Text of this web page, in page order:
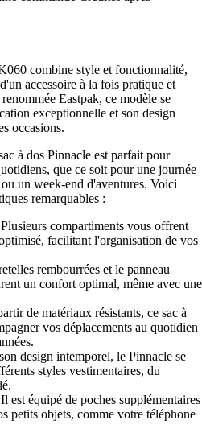
combine style et fonctionnalité,
accessoire à la fois pratique et
Eastpak, ce modèle se
exceptionnelle et son design
occasions.
à dos Pinnacle est parfait pour
que ce soit pour une journée
un week-end d'aventures. Voici
remarquables :
Plusieurs compartiments vous offrent
facilitant l'organisation de vos
rembourrées et le panneau
un confort optimal, même avec une
de matériaux résistants, ce sac à
vos déplacements au quotidien
design intemporel, le Pinnacle se
styles vestimentaires, du
Il est équipé de poches supplémentaires
petits objets, comme votre téléphone